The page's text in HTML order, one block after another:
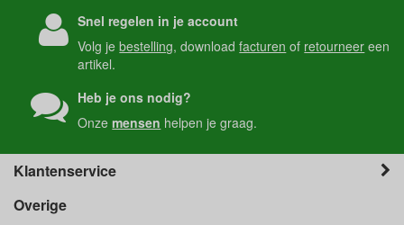
Snel regelen in je account
Volg jebestelling, downloadfacturen of retourneer een
artikel.
Heb je ons nodig?
Onzemensen helpen je graag.
Klantenservice
Overige